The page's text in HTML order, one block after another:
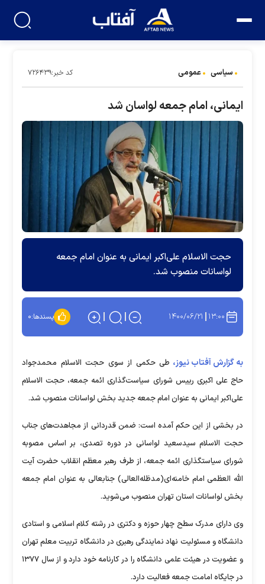
سیاسی عمومی کد خبر:۷۲۶۴۳۹
ایمانی، امام جمعه لواسان شد
حجت الاسلام علی‌اکبر ایمانی به عنوان امام جمعه
لواسانات منصوب شد.
۱۳:۰۰ ۱۴۰۰/۰۶/۲۱ پسندها:۰
به گزارش آفتاب نیوز، طی حکمی از سوی حجت الاسلام محمدجواد
حاج علی اکبری رییس شورای سیاست‌گذاری ائمه جمعه، حجت الاسلام
علی‌اکبر ایمانی به عنوان امام جمعه جدید بخش لواسانات منصوب شد.
در بخشی از این حکم آمده است: ضمن قدردانی از مجاهدت‌های جناب
حجت الاسلام سیدسعید لواسانی در دوره تصدی، بر اساس مصوبه
شورای سیاستگذاری ائمه جمعه، از طرف رهبر معظم انقلاب حضرت آیت
الله العظمی امام خامنه‌ای(مدظله‌العالی) جنابعالی به عنوان امام جمعه
بخش لواسانات استان تهران منصوب می‌شوید.
وی دارای مدرک سطح چهار حوزه و دکتری در رشته کلام اسلامی و استادی
دانشگاه و مسئولیت نهاد نمایندگی رهبری در دانشگاه تربیت معلم تهران
و عضویت در هیئت علمی دانشگاه را در کارنامه خود دارد ‌و از سال ۱۳۷۷
در جایگاه امامت جمعه فعالیت دارد.